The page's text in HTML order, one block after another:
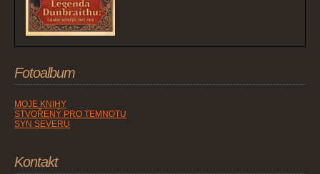
Fotoalbum
MOJE KNIHY
STVOŘENÝ PRO TEMNOTU
SYN SEVERU
Kontakt